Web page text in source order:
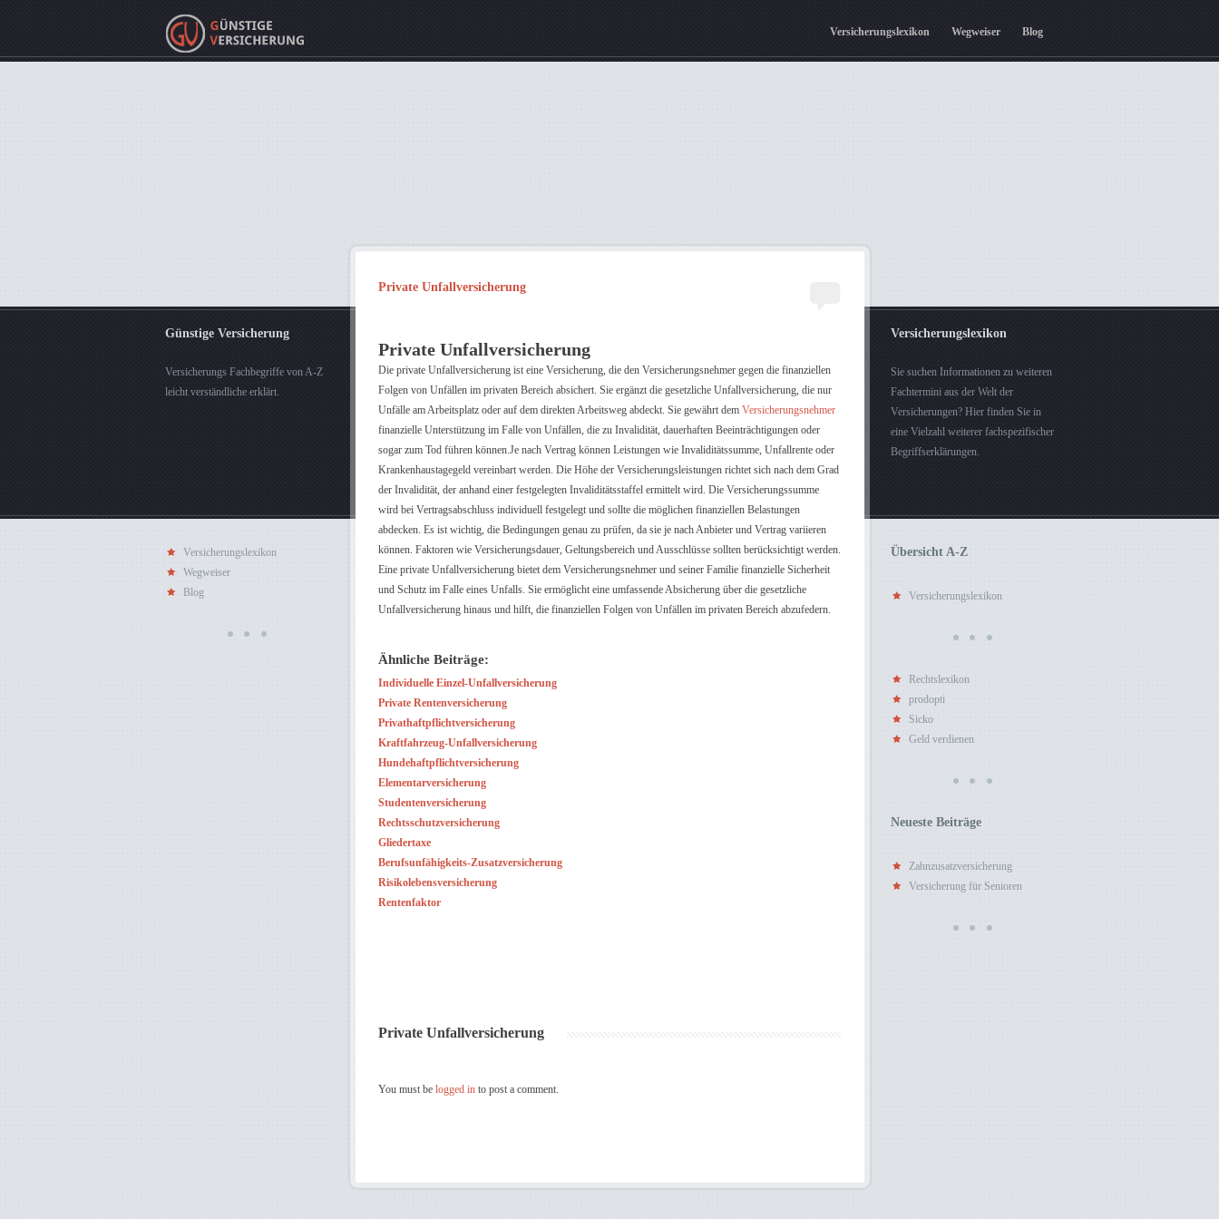
Versicherungslexikon Wegweiser Blog
Günstige Versicherung
Versicherungs Fachbegriffe von A-Z
leicht verständliche erklärt.
Versicherungslexikon
Sie suchen Informationen zu weiteren
Fachtermini aus der Welt der
Versicherungen? Hier finden Sie in
eine Vielzahl weiterer fachspezifischer
Begriffserklärungen.
Versicherungslexikon
Wegweiser
Blog
Private Unfallversicherung
Private Unfallversicherung
Die private Unfallversicherung ist eine Versicherung, die den Versicherungsnehmer gegen die finanziellen
Folgen von Unfällen im privaten Bereich absichert. Sie ergänzt die gesetzliche Unfallversicherung, die nur
Unfälle am Arbeitsplatz oder auf dem direkten Arbeitsweg abdeckt. Sie gewährt dem Versicherungsnehmer
finanzielle Unterstützung im Falle von Unfällen, die zu Invalidität, dauerhaften Beeinträchtigungen oder
sogar zum Tod führen können.Je nach Vertrag können Leistungen wie Invaliditätssumme, Unfallrente oder
Krankenhaustagegeld vereinbart werden. Die Höhe der Versicherungsleistungen richtet sich nach dem Grad
der Invalidität, der anhand einer festgelegten Invaliditätsstaffel ermittelt wird. Die Versicherungssumme
wird bei Vertragsabschluss individuell festgelegt und sollte die möglichen finanziellen Belastungen
abdecken. Es ist wichtig, die Bedingungen genau zu prüfen, da sie je nach Anbieter und Vertrag variieren
können. Faktoren wie Versicherungsdauer, Geltungsbereich und Ausschlüsse sollten berücksichtigt werden.
Eine private Unfallversicherung bietet dem Versicherungsnehmer und seiner Familie finanzielle Sicherheit
und Schutz im Falle eines Unfalls. Sie ermöglicht eine umfassende Absicherung über die gesetzliche
Unfallversicherung hinaus und hilft, die finanziellen Folgen von Unfällen im privaten Bereich abzufedern.
Ähnliche Beiträge:
Individuelle Einzel-Unfallversicherung
Private Rentenversicherung
Privathaftpflichtversicherung
Kraftfahrzeug-Unfallversicherung
Hundehaftpflichtversicherung
Elementarversicherung
Studentenversicherung
Rechtsschutzversicherung
Gliedertaxe
Berufsunfähigkeits-Zusatzversicherung
Risikolebensversicherung
Rentenfaktor
Private Unfallversicherung
You must be logged in to post a comment.
Übersicht A-Z
Versicherungslexikon
Rechtslexikon
prodopti
Sicko
Geld verdienen
Neueste Beiträge
Zahnzusatzversicherung
Versicherung für Senioren